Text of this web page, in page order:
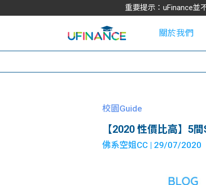
重要提示：uFinance並
關於我們
校園Guide
【2020 性價比高】5
佛系空姐CC | 29/07/2020